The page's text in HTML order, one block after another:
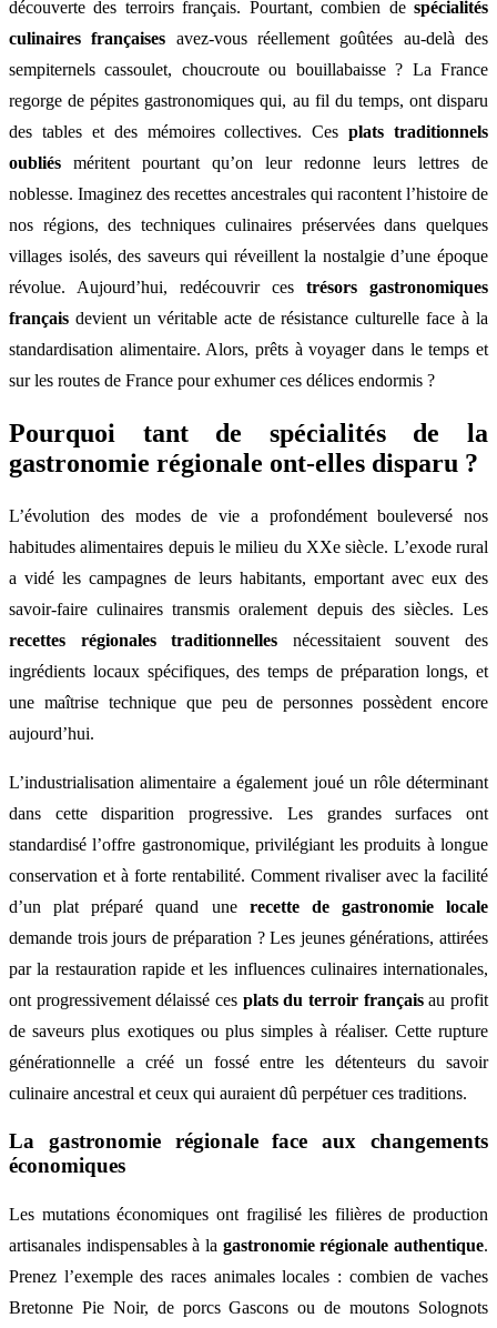
découverte des terroirs français. Pourtant, combien de spécialités
culinaires françaises avez-vous réellement goûtées au-delà des
sempiternels cassoulet, choucroute ou bouillabaisse ? La France
regorge de pépites gastronomiques qui, au fil du temps, ont disparu
des tables et des mémoires collectives. Cesplats traditionnels
oubliés méritent pourtant qu’on leur redonne leurs lettres de
noblesse. Imaginez des recettes ancestrales qui racontent l’histoire de
nos régions, des techniques culinaires préservées dans quelques
villages isolés, des saveurs qui réveillent la nostalgie d’une époque
révolue. Aujourd’hui, redécouvrir ces trésors gastronomiques
français devient un véritable acte de résistance culturelle face à la
standardisation alimentaire. Alors, prêts à voyager dans le temps et
sur les routes de France pour exhumer ces délices endormis ?
Pourquoi tant de spécialités de la
gastronomie régionale ont-elles disparu ?
L’évolution des modes de vie a profondément bouleversé nos
habitudes alimentaires depuis le milieu du XXe siècle. L’exode rural
a vidé les campagnes de leurs habitants, emportant avec eux des
savoir-faire culinaires transmis oralement depuis des siècles. Les
recettes régionales traditionnelles nécessitaient souvent des
ingrédients locaux spécifiques, des temps de préparation longs, et
une maîtrise technique que peu de personnes possèdent encore
aujourd’hui.
L’industrialisation alimentaire a également joué un rôle déterminant
dans cette disparition progressive. Les grandes surfaces ont
standardisé l’offre gastronomique, privilégiant les produits à longue
conservation et à forte rentabilité. Comment rivaliser avec la facilité
d’un plat préparé quand une recette de gastronomie locale
demande trois jours de préparation ? Les jeunes générations, attirées
par la restauration rapide et les influences culinaires internationales,
ont progressivement délaissé ces plats du terroir françaisau profit
de saveurs plus exotiques ou plus simples à réaliser. Cette rupture
générationnelle a créé un fossé entre les détenteurs du savoir
culinaire ancestral et ceux qui auraient dû perpétuer ces traditions.
La gastronomie régionale face aux changements
économiques
Les mutations économiques ont fragilisé les filières de production
artisanales indispensables à la gastronomie régionale authentique.
Prenez l’exemple des races animales locales : combien de vaches
Bretonne Pie Noir, de porcs Gascons ou de moutons Solognots